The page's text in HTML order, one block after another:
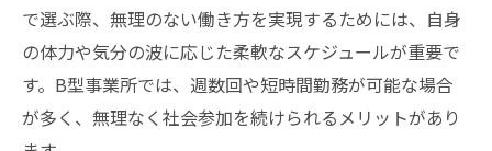
で選ぶ際、無理のない働き方を実現するためには、自身
の体力や気分の波に応じた柔軟なスケジュールが重要で
す。B型事業所では、週数回や短時間勤務が可能な場合
が多く、無理なく社会参加を続けられるメリットがあり